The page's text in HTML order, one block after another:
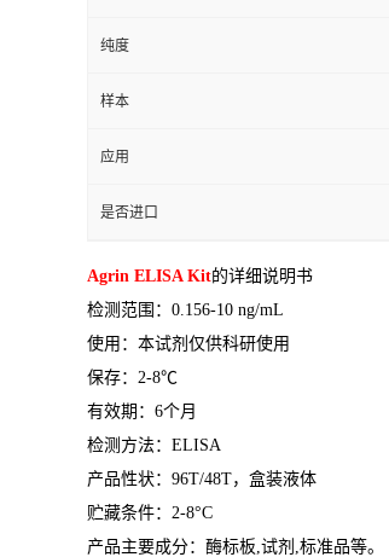
纯度
样本
应用
是否进口
Agrin ELISA Kit的详细说明书
检测范围： 0.156-10 ng/mL
使用：本试剂仅供科研使用
保存： 2-8℃
有效期： 6个月
检测方法： ELISA
产品性状： 96T/48T，盒装液体
贮藏条件： 2-8°C
产品主要成分：酶标板 试剂 标准品等。